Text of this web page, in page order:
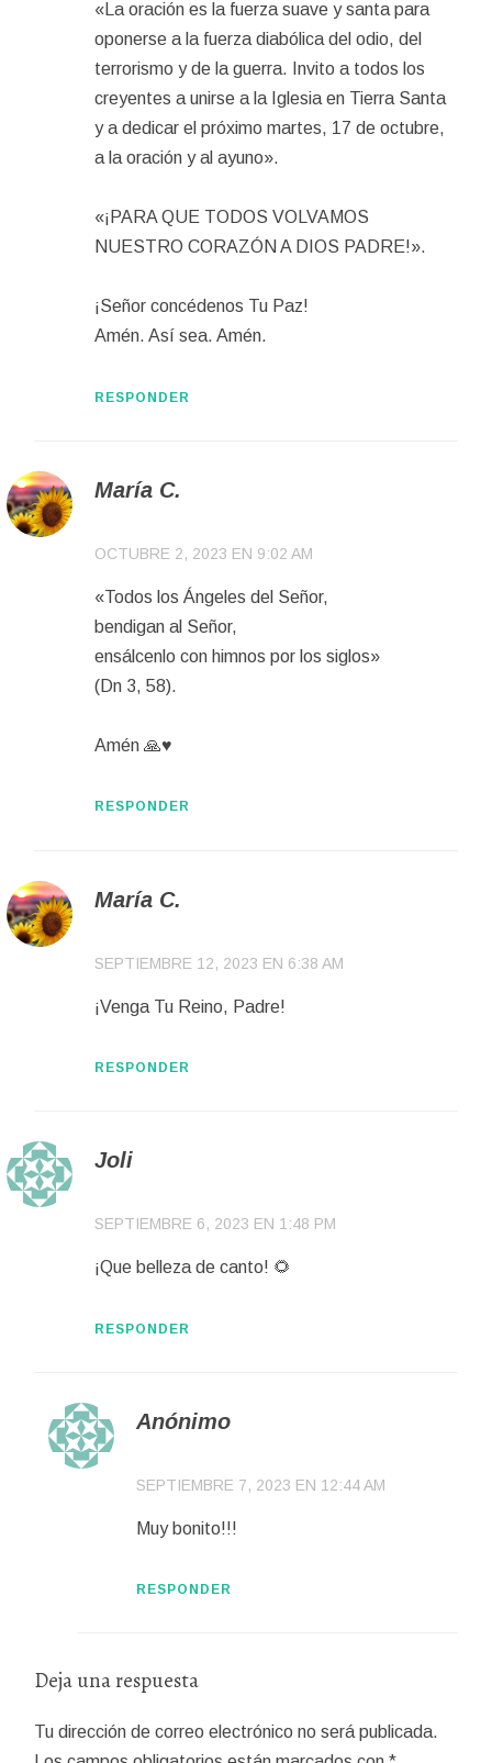
«La oración es la fuerza suave y santa para
oponerse a la fuerza diabólica del odio, del
terrorismo y de la guerra. Invito a todos los
creyentes a unirse a la Iglesia en Tierra Santa
y a dedicar el próximo martes, 17 de octubre,
a la oración y al ayuno».
«¡PARA QUE TODOS VOLVAMOS
NUESTRO CORAZÓN A DIOS PADRE!».
¡Señor concédenos Tu Paz!
Amén. Así sea. Amén.
RESPONDER
María C.
OCTUBRE 2, 2023 EN 9:02 AM
«Todos los Ángeles del Señor,
bendigan al Señor,
ensálcenlo con himnos por los siglos»
(Dn 3, 58).
Amén 🙏♥️
RESPONDER
María C.
SEPTIEMBRE 12, 2023 EN 6:38 AM
¡Venga Tu Reino, Padre!
RESPONDER
Joli
SEPTIEMBRE 6, 2023 EN 1:48 PM
¡Que belleza de canto! 🌻
RESPONDER
Anónimo
SEPTIEMBRE 7, 2023 EN 12:44 AM
Muy bonito!!!
RESPONDER
Deja una respuesta
Tu dirección de correo electrónico no será publicada.